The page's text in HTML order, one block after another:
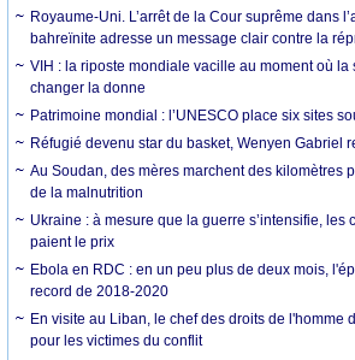
Royaume-Uni. L’arrêt de la Cour suprême dans
bahreïnite adresse un message clair contre la
VIH : la riposte mondiale vacille au moment où la
changer la donne
Patrimoine mondial : l’UNESCO place six sites
Réfugié devenu star du basket, Wenyen Gabriel
Au Soudan, des mères marchent des kilomètres
de la malnutrition
Ukraine : à mesure que la guerre s’intensifie, les
paient le prix
Ebola en RDC : en un peu plus de deux mois,
record de 2018-2020
En visite au Liban, le chef des droits de l'homme
pour les victimes du conflit